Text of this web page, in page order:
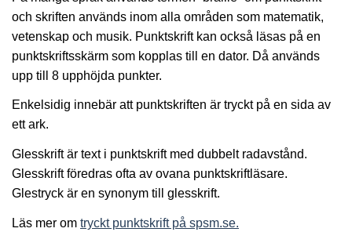
och skriften används inom alla områden som matematik,
vetenskap och musik. Punktskrift kan också läsas på en
punktskriftsskärm som kopplas till en dator. Då används
upp till 8 upphöjda punkter.
Enkelsidig innebär att punktskriften är tryckt på en sida av
ett ark.
Glesskrift är text i punktskrift med dubbelt radavstånd.
Glesskrift föredras ofta av ovana punktskriftläsare.
Glestryck är en synonym till glesskrift.
Läs mer om tryckt punktskrift på spsm.se.